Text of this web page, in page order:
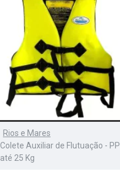
Rios e Mares
Colete Auxiliar de Flutuação - PP
até 25 Kg